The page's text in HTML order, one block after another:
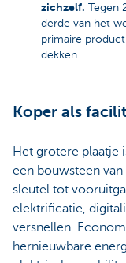
zichzelf. Tegen
derde van het
primaire
dekken.
Koper als
Het grotere plaatje
een bouwsteen
sleutel tot
elektrificatie,
versnellen.
hernieuwbare